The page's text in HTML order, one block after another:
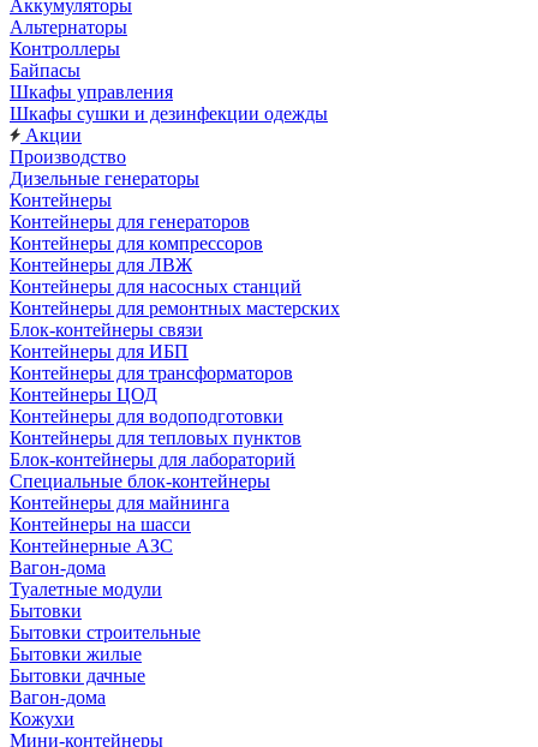
Аккумуляторы
Альтернаторы
Контроллеры
Байпасы
Шкафы управления
Шкафы сушки и дезинфекции одежды
Акции
Производство
Дизельные генераторы
Контейнеры
Контейнеры для генераторов
Контейнеры для компрессоров
Контейнеры для ЛВЖ
Контейнеры для насосных станций
Контейнеры для ремонтных мастерских
Блок-контейнеры связи
Контейнеры для ИБП
Контейнеры для трансформаторов
Контейнеры ЦОД
Контейнеры для водоподготовки
Контейнеры для тепловых пунктов
Блок-контейнеры для лабораторий
Специальные блок-контейнеры
Контейнеры для майнинга
Контейнеры на шасси
Контейнерные АЗС
Вагон-дома
Туалетные модули
Бытовки
Бытовки строительные
Бытовки жилые
Бытовки дачные
Вагон-дома
Кожухи
Мини-контейнеры